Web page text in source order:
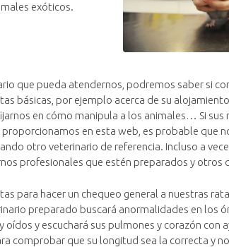
exóticos.
que pueda atendernos, podremos saber si
básicas, por ejemplo acerca de su
en cómo manipula a los animales… Si sus
en esta web, es probable que
otro veterinario de referencia. Incluso a
profesionales que estén preparados y otros
para hacer un chequeo general a nuestras
preparado buscará anormalidades en los
oídos y escuchará sus pulmones y corazón con
comprobar que su longitud sea la correcta y